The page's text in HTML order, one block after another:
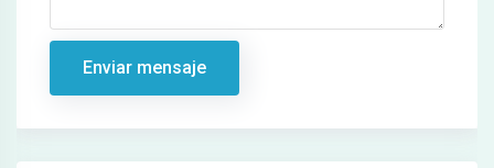
Enviar mensaje